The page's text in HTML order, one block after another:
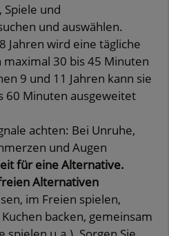
Spiele und
und auswählen.
Jahren wird eine tägliche
30 bis 45 Minuten
9 und 11 Jahren kann sie
60 Minuten ausgeweitet
achten: Bei Unruhe,
und Augen
für eine Alternative.
Alternativen
im Freien spielen,
backen, gemeinsam